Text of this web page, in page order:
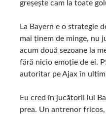
greșește cam la toate
La Bayern e o strategie
mai ținem de minge, nu
acum două sezoane la
fără nicio emoție de ei.
autoritar pe Ajax în
Eu cred în jucătorii lui
prea. Un antrenor